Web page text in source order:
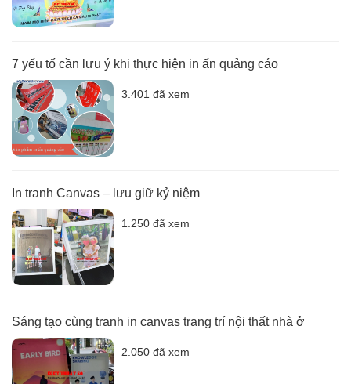
7 yếu tố cần lưu ý khi thực hiện in ấn quảng cáo
3.401 đã xem
In tranh Canvas – lưu giữ kỷ niệm
1.250 đã xem
Sáng tạo cùng tranh in canvas trang trí nội thất nhà ở
2.050 đã xem